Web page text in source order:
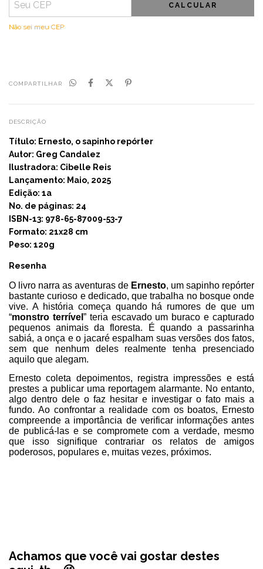
CALCULAR
Não sei meu CEP
COMPARTILHAR
DESCRIÇÃO
Título: Ernesto, o sapinho repórter
Autor: Greg Candalez
Ilustradora: Cibelle Reis
Lançamento: Maio, 2025
Edição: 1a
No. de páginas: 24
ISBN-13: 978-65-87009-53-7
Formato: 21x28 cm
Peso: 120g
Resenha
O livro narra as aventuras de Ernesto, um sapinho repórter
bastante curioso e dedicado, que trabalha no bosque onde
vive. A história começa quando há rumores de que um
“monstro terrível ” teria escavado um buraco e capturado
pequenos animais da floresta. É quando a passarinha
sabiá, a onça e o jacaré espalham suas versões dos fatos,
sem que nenhum deles realmente tenha presenciado
aquilo que alegam.
Ernesto coleta depoimentos, registra impressões e está
prestes a publicar uma reportagem alarmante. No entanto,
algo dentro dele o faz hesitar e investigar o fato mais a
fundo. Ao confrontar a realidade com os boatos, Ernesto
compreende a importância de verificar informações antes
de publicá-las e se compromete com a verdade, mesmo
que isso signifique contrariar os relatos de amigos
poderosos, populares e, muitas vezes, próximos.
Achamos que você vai gostar destes